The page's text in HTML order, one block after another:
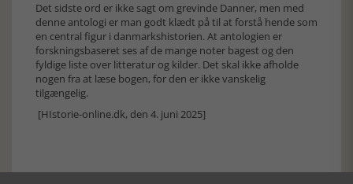
Det sidste ord er ikke sagt om grevinde Danner, men med
denne antologi er man godt klædt på til at forstå hende som
en central figur i danmarkshistorien. At antologien er
forskningsbaseret ses af de mange noter bagest og den
fyldige liste over litteratur og kilder. Det skal ikke afholde
nogen fra at læse bogen, for den er ikke vanskelig
tilgængelig.
[HIstorie-online.dk, den 4. juni 2025]